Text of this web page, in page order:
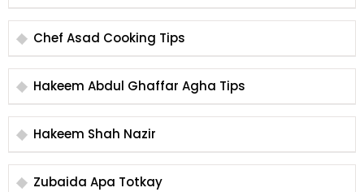
Chef Asad Cooking Tips
Hakeem Abdul Ghaffar Agha Tips
Hakeem Shah Nazir
Zubaida Apa Totkay